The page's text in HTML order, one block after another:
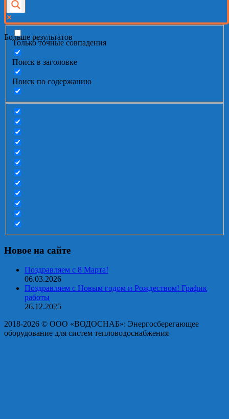
Больше результатов
Только точные совпадения
Поиск в заголовке
Поиск по содержанию
Новое на сайте
Поздравляем с 8 Марта!
06.03.2026
Поздравляем с Новым годом и Рождеством! График
работы
26.12.2025
2018-2026 © OOO «ВОДОСНАБ»: Энергосберегающее
оборудование для систем тепловодоснабжения